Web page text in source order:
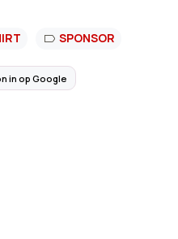
SPONSOR
in op Google